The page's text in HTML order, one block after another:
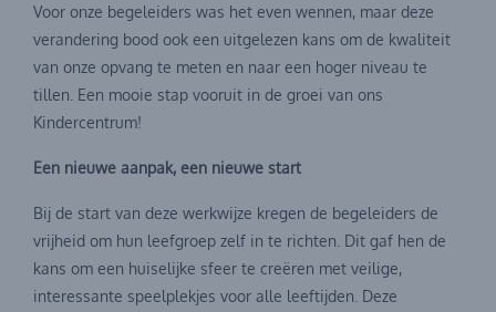
Voor onze begeleiders was het even wennen, maar deze
verandering bood ook een uitgelezen kans om de kwaliteit
van onze opvang te meten en naar een hoger niveau te
tillen. Een mooie stap vooruit in de groei van ons
Kindercentrum!
Een nieuwe aanpak, een nieuwe start
Bij de start van deze werkwijze kregen de begeleiders de
vrijheid om hun leefgroep zelf in te richten. Dit gaf hen de
kans om een huiselijke sfeer te creëren met veilige,
interessante speelplekjes voor alle leeftijden. Deze